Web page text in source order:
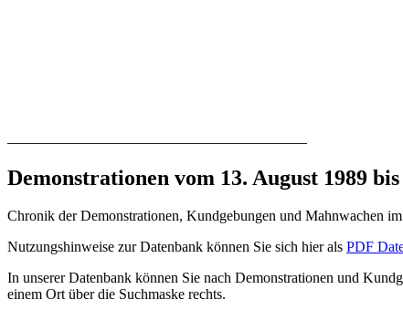
Demonstrationen vom 13. August 1989
Chronik der Demonstrationen, Kundgebungen und Mahnwachen
Nutzungshinweise zur Datenbank können Sie sich hier als PDF
In unserer Datenbank können Sie nach Demonstrationen und
einem Ort über die Suchmaske rechts.